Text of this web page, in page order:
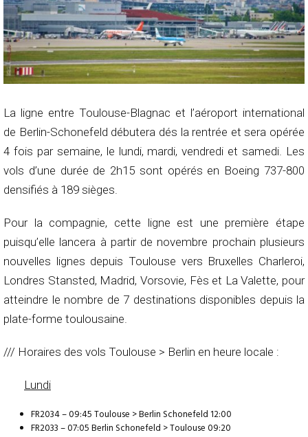
La ligne entre Toulouse-Blagnac et l’aéroport international
de Berlin-Schonefeld débutera dés la rentrée et sera opérée
4 fois par semaine, le lundi, mardi, vendredi et samedi. Les
vols d’une durée de 2h15 sont opérés en Boeing 737-800
densifiés à 189 sièges.
Pour la compagnie, cette ligne est une première étape
puisqu’elle lancera à partir de novembre prochain plusieurs
nouvelles lignes depuis Toulouse vers Bruxelles Charleroi,
Londres Stansted, Madrid, Vorsovie, Fès et La Valette, pour
atteindre le nombre de 7 destinations disponibles depuis la
plate-forme toulousaine.
/// Horaires des vols Toulouse > Berlin en heure locale :
Lundi
FR2034 – 09:45 Toulouse > Berlin Schonefeld 12:00
FR2033 – 07:05 Berlin Schonefeld > Toulouse 09:20